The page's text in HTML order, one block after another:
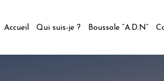
Accueil Qui suis-je ? Boussole “A.D.N”